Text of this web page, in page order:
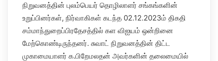
நிறுவனத்தின் புலம்பெயர் தொழிலாளர் சங்கங்களின்
உறுப்பினர்கள், நிர்வாகிகள் கடந்த 02.12.2023ம் திகதி
சம்மாந்துறைப்பிரதேசத்தில் கள விஐயம் ஒன்றினை
மேற்கொண்டிருந்தனர். சுவாட் நிறுவனத்தின் திட்ட
முகாமையாளர் க.பிறேமலதன் அவர்களின் தலைமையில்